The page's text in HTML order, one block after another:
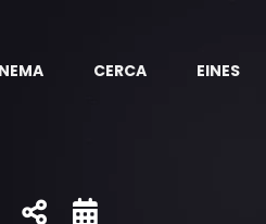
CERCA EINES